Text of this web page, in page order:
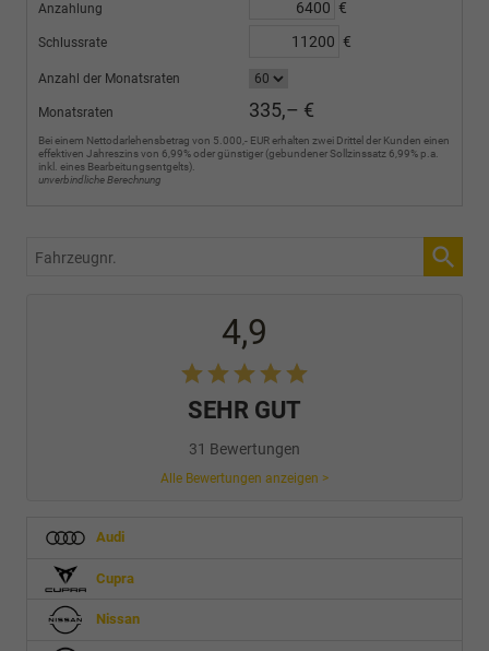
Anzahlung €
Schlussrate €
Anzahl der Monatsraten
Monatsraten 335,– €
Bei einem Nettodarlehensbetrag von 5.000,- EUR erhalten zwei Drittel der Kunden einen
effektiven Jahreszins von 6,99% oder günstiger (gebundener Sollzinssatz 6,99% p.a.
inkl. eines Bearbeitungsentgelts).
unverbindliche Berechnung
Fahrzeugnr.
4,9
SEHR GUT
31 Bewertungen
Alle Bewertungen anzeigen >
Audi
Cupra
Nissan